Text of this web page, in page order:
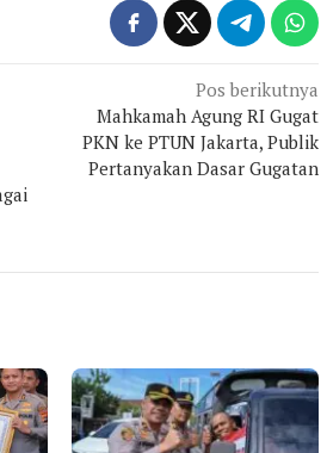
Pos berikutnya
Mahkamah Agung RI Gugat
PKN ke PTUN Jakarta, Publik
Pertanyakan Dasar Gugatan